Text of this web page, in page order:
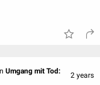
Umgang mit Tod:
2 years